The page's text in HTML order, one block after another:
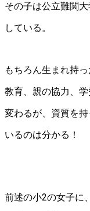
その子は公立難関
している。
もちろん生まれ持
教育、親の協力、学
変わるが、資質を
いるのは分かる！
前述の小2の女子に